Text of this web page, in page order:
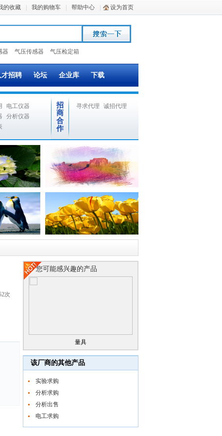
的收藏 我的购物车 帮助中心 设为首页
器 气压传感器 气压检定箱
才招聘 论坛 企业库 下载
电工仪器
分析仪器
招
商
合
作
寻求代理 诚招代理
次
您可能感兴趣的产品
量具
该厂商的其他产品
实验求购
分析求购
分析出售
电工求购